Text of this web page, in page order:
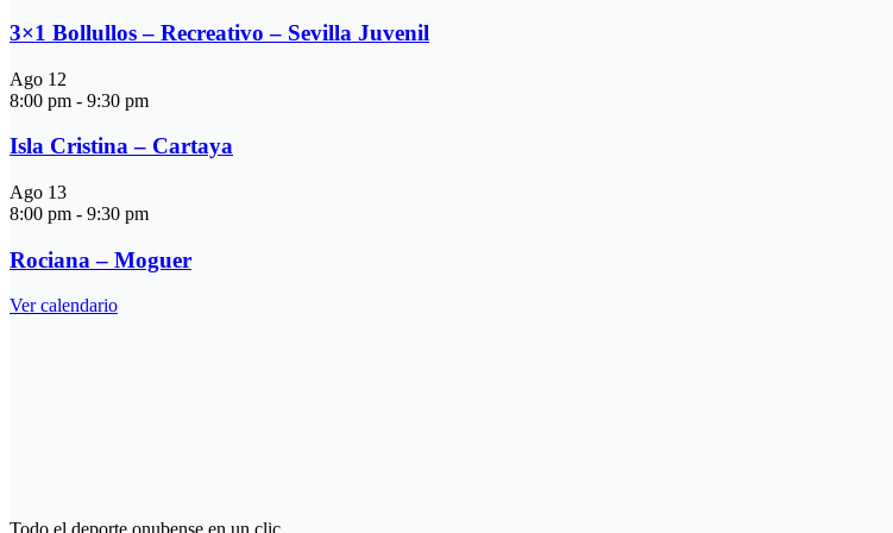
3×1 Bollullos – Recreativo – Sevilla Juvenil
Ago 12
8:00 pm - 9:30 pm
Isla Cristina – Cartaya
Ago 13
8:00 pm - 9:30 pm
Rociana – Moguer
Ver calendario